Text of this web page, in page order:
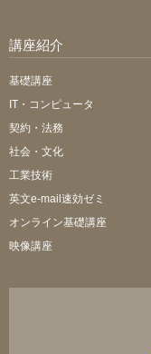
講座紹介
基礎講座
IT・コンピュータ
契約・法務
社会・文化
工業技術
英文e-mail速効ゼミ
オンライン基礎講座
映像講座